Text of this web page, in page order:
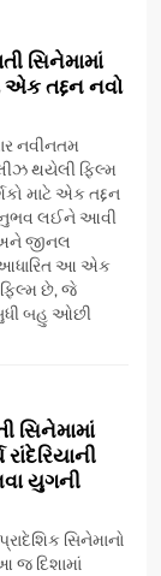
સિનેમામાં
તદ્દન નવો
નવીનતમ
થયેલી ફિલ્મ
માટે એક તદ્દન
લઈને આવી
અને જીનલ
આધારિત આ એક
છે, જે
બહુ ઓછી
સિનેમામાં
યુગની
સિનેમાનો
જ દિશામાં
ઇવેન્ટ્સ)
જન્મજયંતિ